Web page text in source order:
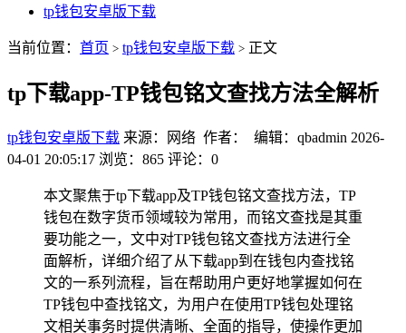
tp钱包安卓版下载
当前位置： 首页 > tp钱包安卓版下载 > 正文
tp下载app-TP钱包铭文查找方法全解析
tp钱包安卓版下载 来源：网络 作者： 编辑：qbadmin 2026-
04-01 20:05:17 浏览：865 评论：0
本文聚焦于tp下载app及TP钱包铭文查找方法，TP
钱包在数字货币领域较为常用，而铭文查找是其重
要功能之一，文中对TP钱包铭文查找方法进行全
面解析，详细介绍了从下载app到在钱包内查找铭
文的一系列流程，旨在帮助用户更好地掌握如何在
TP钱包中查找铭文，为用户在使用TP钱包处理铭
文相关事务时提供清晰、全面的指导，使操作更加